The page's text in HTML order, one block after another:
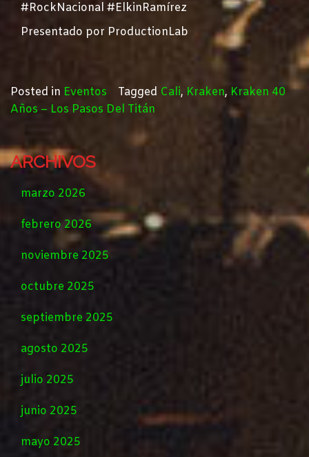
#RockNacional #ElkinRamírez
Presentado por ProductionLab
Posted in Eventos Tagged Cali, Kraken, Kraken 40
Años – Los Pasos Del Titán
ARCHIVOS
marzo 2026
febrero 2026
noviembre 2025
octubre 2025
septiembre 2025
agosto 2025
julio 2025
junio 2025
mayo 2025